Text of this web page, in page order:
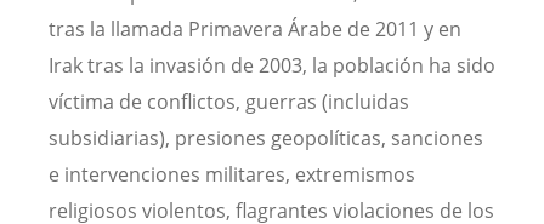
tras la llamada Primavera Árabe de 2011 y en
Irak tras la invasión de 2003, la población ha sido
víctima de conflictos, guerras (incluidas
subsidiarias), presiones geopolíticas, sanciones
e intervenciones militares, extremismos
religiosos violentos, flagrantes violaciones de los